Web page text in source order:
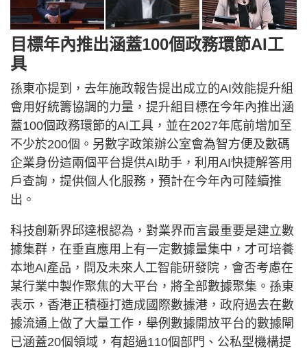
目標年內推出涵蓋100個政務環節AI工
具
孫東亦提到，去年施政報告提出成立的AI效能提升組
會用好統籌協調的力量，提升組目標在今年內推出涵
蓋100個政務環節的AI工具，並在2027年底前增加至
不少於200個。另數字政策辦公室會為智方便及數碼
企業身份這兩個平台提供AI助手，利用AI快捷解答用
戶查詢，提供個人化服務，預計在今年內可陸續推
出。
科技創新界邱達根認為，對業界而言最重要是建立數
據集群，在垂直應用上有一定數據量集中，才可培養
本地AI產品，問及未來人工智能研發院，會否考慮在
某行業中製作聚焦的大平台，將全部數據聚集。孫東
表示，香港正積極打造成國際數據港，政府過去在數
據流通上做了大量工作，舉例數據開放平台的數據閘
已涵蓋20個領域，有超過110個部門、公私型機構提